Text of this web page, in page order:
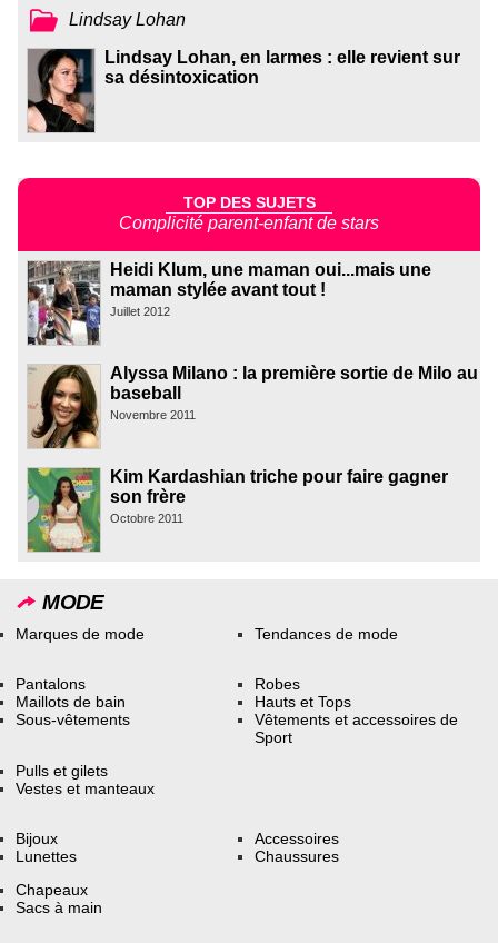
Lindsay Lohan
Lindsay Lohan, en larmes : elle revient sur
sa désintoxication
TOP DES SUJETS
Complicité parent-enfant de stars
Heidi Klum, une maman oui...mais une
maman stylée avant tout !
Juillet 2012
Alyssa Milano : la première sortie de Milo au
baseball
Novembre 2011
Kim Kardashian triche pour faire gagner
son frère
Octobre 2011
MODE
Marques de mode Tendances de mode
Pantalons
Maillots de bain
Sous-vêtements
Robes
Hauts et Tops
Vêtements et accessoires de
Sport
Pulls et gilets
Vestes et manteaux
Bijoux
Lunettes
Accessoires
Chaussures
Chapeaux
Sacs à main